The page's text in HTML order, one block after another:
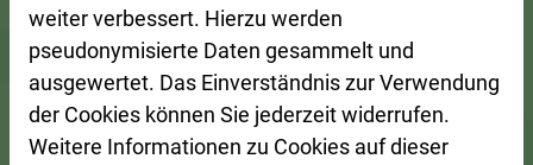
Bürgerservice Ansprechpersonen A–Z
weiter verbessert. Hierzu werden
pseudonymisierte Daten gesammelt und
ausgewertet. Das Einverständnis zur Verwendung
der Cookies können Sie jederzeit widerrufen.
Weitere Informationen zu Cookies auf dieser